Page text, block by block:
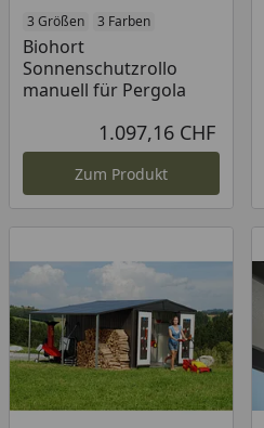
3 Größen 3 Farben
Biohort
Sonnenschutzrollo
manuell für Pergola
1.097,16 CHF
Zum Produkt